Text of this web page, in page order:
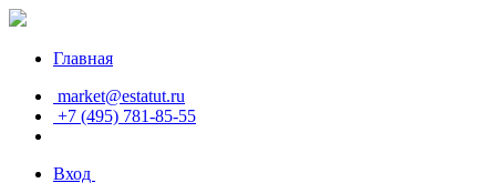
Главная
market@estatut.ru
+7 (495) 781-85-55
Вход